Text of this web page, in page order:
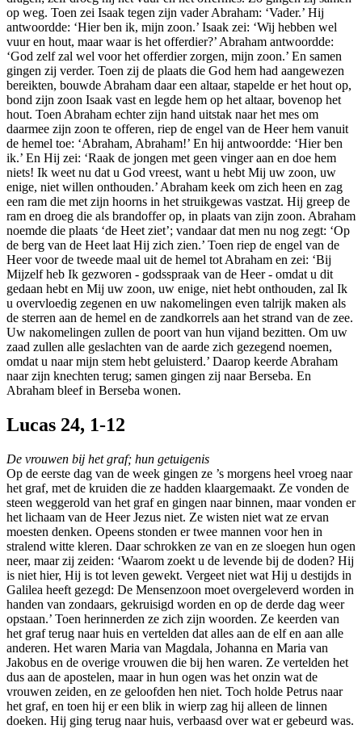
op weg. Toen zei Isaak tegen zijn vader Abraham: ‘Vader.’ Hij
antwoordde: ‘Hier ben ik, mijn zoon.’ Isaak zei: ‘Wij hebben wel
vuur en hout, maar waar is het offerdier?’ Abraham antwoordde:
‘God zelf zal wel voor het offerdier zorgen, mijn zoon.’ En samen
gingen zij verder. Toen zij de plaats die God hem had aangewezen
bereikten, bouwde Abraham daar een altaar, stapelde er het hout op,
bond zijn zoon Isaak vast en legde hem op het altaar, bovenop het
hout. Toen Abraham echter zijn hand uitstak naar het mes om
daarmee zijn zoon te offeren, riep de engel van de Heer hem vanuit
de hemel toe: ‘Abraham, Abraham!’ En hij antwoordde: ‘Hier ben
ik.’ En Hij zei: ‘Raak de jongen met geen vinger aan en doe hem
niets! Ik weet nu dat u God vreest, want u hebt Mij uw zoon, uw
enige, niet willen onthouden.’ Abraham keek om zich heen en zag
een ram die met zijn hoorns in het struikgewas vastzat. Hij greep de
ram en droeg die als brandoffer op, in plaats van zijn zoon. Abraham
noemde die plaats ‘de Heet ziet’; vandaar dat men nu nog zegt: ‘Op
de berg van de Heet laat Hij zich zien.’ Toen riep de engel van de
Heer voor de tweede maal uit de hemel tot Abraham en zei: ‘Bij
Mijzelf heb Ik gezworen - godsspraak van de Heer - omdat u dit
gedaan hebt en Mij uw zoon, uw enige, niet hebt onthouden, zal Ik
u overvloedig zegenen en uw nakomelingen even talrijk maken als
de sterren aan de hemel en de zandkorrels aan het strand van de zee.
Uw nakomelingen zullen de poort van hun vijand bezitten. Om uw
zaad zullen alle geslachten van de aarde zich gezegend noemen,
omdat u naar mijn stem hebt geluisterd.’ Daarop keerde Abraham
naar zijn knechten terug; samen gingen zij naar Berseba. En
Abraham bleef in Berseba wonen.
Lucas 24, 1-12
De vrouwen bij het graf; hun getuigenis
Op de eerste dag van de week gingen ze ’s morgens heel vroeg naar
het graf, met de kruiden die ze hadden klaargemaakt. Ze vonden de
steen weggerold van het graf en gingen naar binnen, maar vonden er
het lichaam van de Heer Jezus niet. Ze wisten niet wat ze ervan
moesten denken. Opeens stonden er twee mannen voor hen in
stralend witte kleren. Daar schrokken ze van en ze sloegen hun ogen
neer, maar zij zeiden: ‘Waarom zoekt u de levende bij de doden? Hij
is niet hier, Hij is tot leven gewekt. Vergeet niet wat Hij u destijds in
Galilea heeft gezegd: De Mensenzoon moet overgeleverd worden in
handen van zondaars, gekruisigd worden en op de derde dag weer
opstaan.’ Toen herinnerden ze zich zijn woorden. Ze keerden van
het graf terug naar huis en vertelden dat alles aan de elf en aan alle
anderen. Het waren Maria van Magdala, Johanna en Maria van
Jakobus en de overige vrouwen die bij hen waren. Ze vertelden het
dus aan de apostelen, maar in hun ogen was het onzin wat de
vrouwen zeiden, en ze geloofden hen niet. Toch holde Petrus naar
het graf, en toen hij er een blik in wierp zag hij alleen de linnen
doeken. Hij ging terug naar huis, verbaasd over wat er gebeurd was.